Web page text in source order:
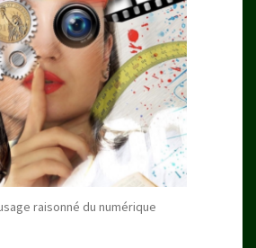
raisonné du numérique